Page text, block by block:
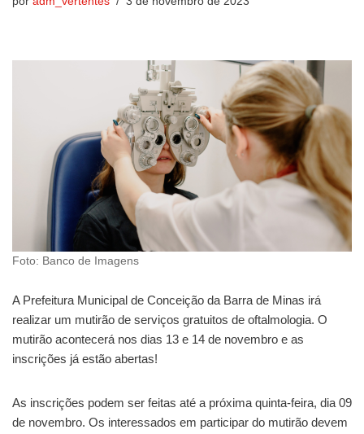
Foto: Banco de Imagens
A Prefeitura Municipal de Conceição da Barra de Minas irá
realizar um mutirão de serviços gratuitos de oftalmologia. O
mutirão acontecerá nos dias 13 e 14 de novembro e as
inscrições já estão abertas!
As inscrições podem ser feitas até a próxima quinta-feira, dia 09
de novembro. Os interessados em participar do mutirão devem